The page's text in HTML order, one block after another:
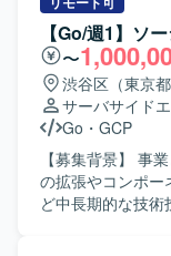
グを推進していただきます。 【求
械学習の技術ト
ツールを活用しな
求めています。新
主体的に提案や試
ジションの魅力】
働による新しい
す。設計から運
機械学習の実用
【Go/週1】ソ
〜
渋谷区（東京都
サーバサイド
Go ・ GCP
【募集背景】 事
の拡張やコンポ
ど中長期的な技